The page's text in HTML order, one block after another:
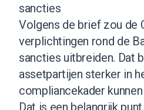
sancties
Volgens de brief zou de
verplichtingen rond de
sancties uitbreiden. Dat
assetpartijen sterker in
compliancekader
Dat is een belangrijk